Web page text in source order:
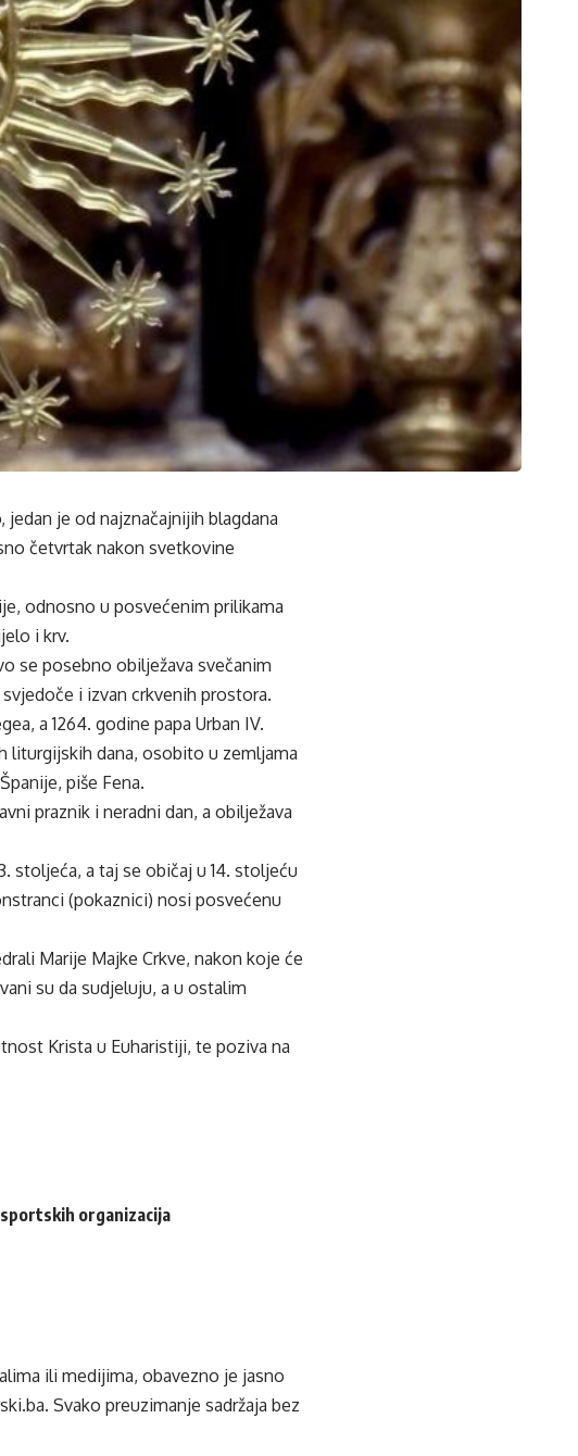
je od najznačajnijih blagdana
četvrtak nakon svetkovine
odnosno u posvećenim prilikama
i krv.
se posebno obilježava svečanim
i izvan crkvenih prostora.
a 1264. godine papa Urban IV.
liturgijskih dana, osobito u zemljama
piše Fena.
praznik i neradni dan, a obilježava
stoljeća, a taj se običaj u 14. stoljeću
(pokaznici) nosi posvećenu
Marije Majke Crkve, nakon koje će
su da sudjeluju, a u ostalim
Krista u Euharistiji, te poziva na
organizacija
ili medijima, obavezno je jasno
. Svako preuzimanje sadržaja bez